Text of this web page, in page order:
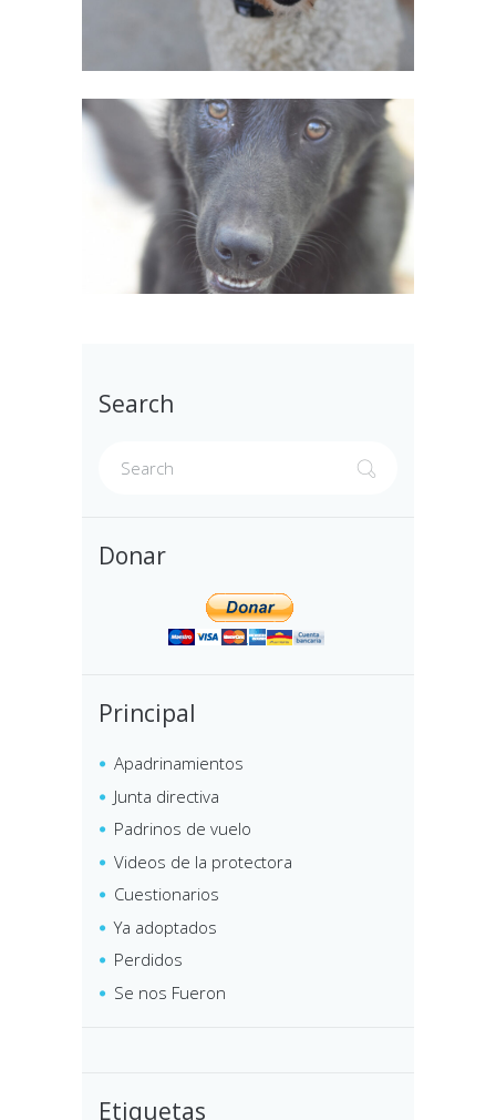
Search
Donar
Principal
Apadrinamientos
Junta directiva
Padrinos de vuelo
Videos de la protectora
Cuestionarios
Ya adoptados
Perdidos
Se nos Fueron
Etiquetas